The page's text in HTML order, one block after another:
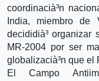
coordinacià³n
India, miembro de
decididià³ organizar
MR-2004 por ser
globalizacià³n que el
El Campo